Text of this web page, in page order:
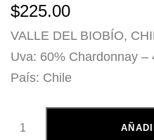
$225.00
VALLE DEL BIOBÍO,
Uva: 60% Chardonnay –
País: Chile